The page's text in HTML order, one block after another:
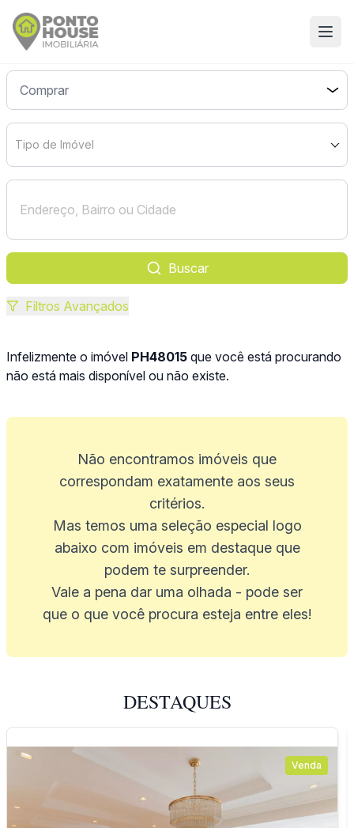
Tipo de Imóvel
Buscar
Filtros Avançados
Infelizmente o imóvel PH48015 que você está procurando
não está mais disponível ou não existe.
Não encontramos imóveis que
correspondam exatamente aos seus
critérios.
Mas temos uma seleção especial logo
abaixo com imóveis em destaque que
podem te surpreender.
Vale a pena dar uma olhada - pode ser
que o que você procura esteja entre eles!
DESTAQUES
Venda